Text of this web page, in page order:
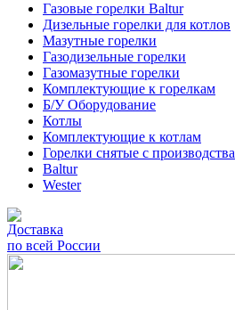
Газовые горелки Baltur
Дизельные горелки для котлов
Мазутные горелки
Газодизельные горелки
Газомазутные горелки
Комплектующие к горелкам
Б/У Оборудование
Котлы
Комплектующие к котлам
Горелки снятые с производства
Baltur
Wester
Доставка
по всей России